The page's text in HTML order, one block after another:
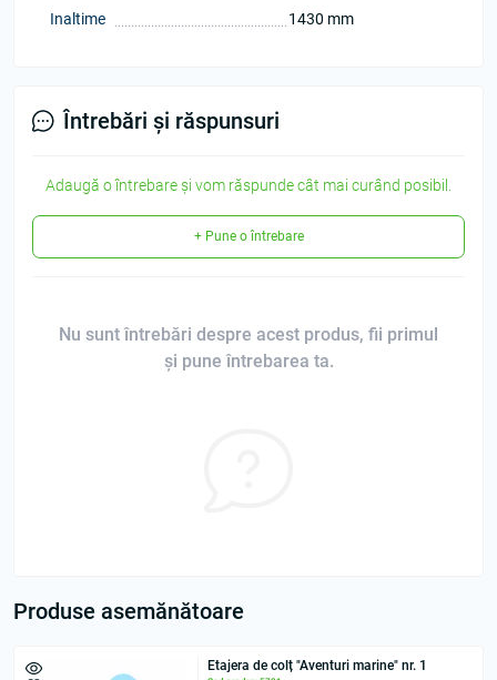
Inaltime 1430 mm
Întrebări și răspunsuri
Adaugă o întrebare și vom răspunde cât mai curând posibil.
+ Pune o întrebare
Nu sunt întrebări despre acest produs, fii primul
și pune întrebarea ta.
Produse asemănătoare
Etajera de colț "Aventuri marine" nr. 1